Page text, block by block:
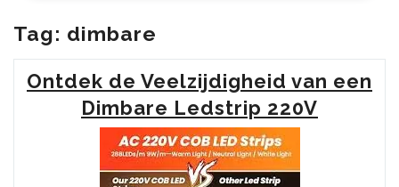
Tag: dimbare
Ontdek de Veelzijdigheid van een
Dimbare Ledstrip 220V